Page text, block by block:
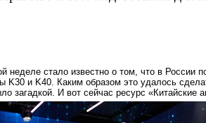
неделе стало известно о том, что в России
K30 и K40. Каким образом это удалось
загадкой. И вот сейчас ресурс «Китайские